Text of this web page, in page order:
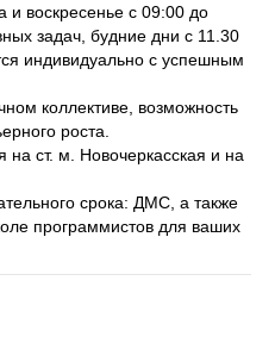
и воскресенье с 09:00 до
задач, будние дни с 11.30
индивидуально с успешным
коллективе, возможность
роста.
ст. м. Новочеркасская и на
срока: ДМС, а также
программистов для ваших